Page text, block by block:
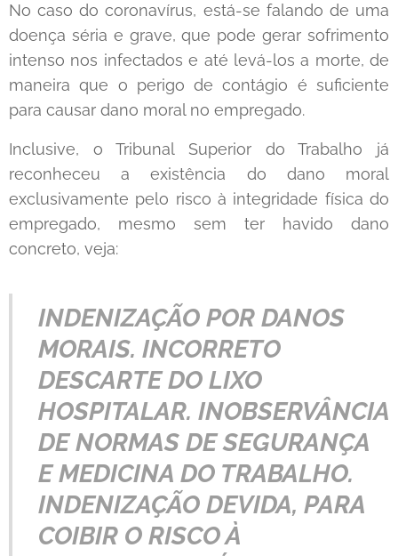
No caso do coronavírus, está-se falando de uma
doença séria e grave, que pode gerar sofrimento
intenso nos infectados e até levá-los a morte, de
maneira que o perigo de contágio é suficiente
para causar dano moral no empregado.
Inclusive, o Tribunal Superior do Trabalho já
reconheceu a existência do dano moral
exclusivamente pelo risco à integridade física do
empregado, mesmo sem ter havido dano
concreto, veja:
INDENIZAÇÃO POR DANOS
MORAIS. INCORRETO
DESCARTE DO LIXO
HOSPITALAR. INOBSERVÂNCIA
DE NORMAS DE SEGURANÇA
E MEDICINA DO TRABALHO.
INDENIZAÇÃO DEVIDA, PARA
COIBIR O RISCO À